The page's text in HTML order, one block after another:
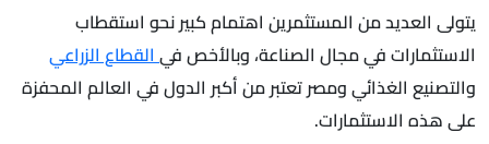
يتولى العديد من المستثمرين اهتمام كبير نحو استقطاب
الاستثمارات في مجال الصناعة، وبالأخص فيالقطاع الزراعي
والتصنيع الغذائي ومصر تعتبر من أكبر الدول في العالم المحفزة
على هذه الاستثمارات.